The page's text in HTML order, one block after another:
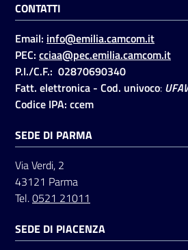
CONTATTI
Email: info@emilia.camcom.it
PEC: cciaa@pec.emilia.camcom.it
P.I./C.F.: 02870690340
Fatt. elettronica - Cod. univoco:
Codice IPA: ccem
SEDE DI PARMA
Via Verdi, 2
43121 Parma
Tel.0521 21011
SEDE DI PIACENZA